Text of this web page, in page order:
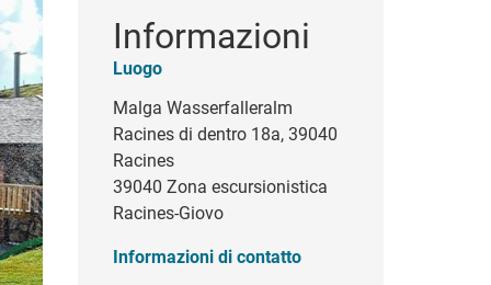
Informazioni
Luogo
Malga Wasserfalleralm
Racines di dentro 18a, 39040
Racines
39040 Zona escursionistica
Racines-Giovo
Informazioni di contatto